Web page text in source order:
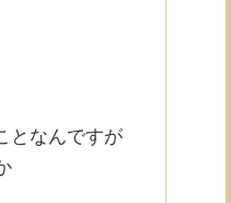
となんですが